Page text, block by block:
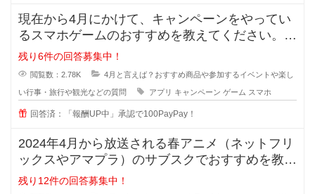
現在から4月にかけて、キャンペーンをやってい
るスマホゲームのおすすめを教えてください。
暇な時や予定がない土日など
残り6件の回答募集中！
閲覧数：2.78K 4月と言えば？おすすめ商品や参加するイベントや楽し
い行事・旅行や観光などの質問 アプリ キャンペーン ゲーム スマホ
回答済：「報酬UP中」承認で100PayPay！
2024年4月から放送される春アニメ（ネットフリ
ックスやアマプラ）のサブスクでおすすめを教え
てください！ファンタジーや異
残り12件の回答募集中！